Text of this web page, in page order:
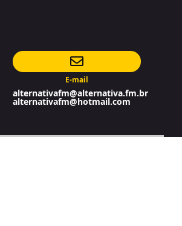
AutoDJ
E-mail
alternativafm@alternativa.fm.br
alternativafm@hotmail.com